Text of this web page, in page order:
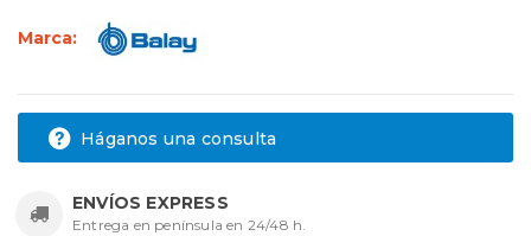
Marca:
Háganos una consulta
ENVÍOS EXPRESS
Entrega en península en 24/48 h.